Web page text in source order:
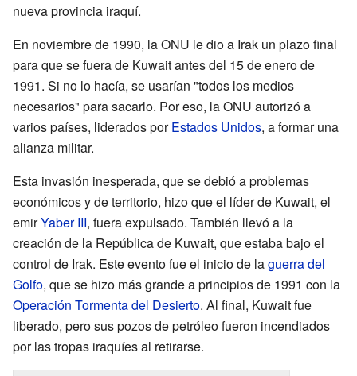
nueva provincia iraquí.
En noviembre de 1990, la ONU le dio a Irak un plazo final
para que se fuera de Kuwait antes del 15 de enero de
1991. Si no lo hacía, se usarían "todos los medios
necesarios" para sacarlo. Por eso, la ONU autorizó a
varios países, liderados porEstados Unidos, a formar una
alianza militar.
Esta invasión inesperada, que se debió a problemas
económicos y de territorio, hizo que el líder de Kuwait, el
emirYaber III, fuera expulsado. También llevó a la
creación de la República de Kuwait, que estaba bajo el
control de Irak. Este evento fue el inicio de laguerra del
Golfo, que se hizo más grande a principios de 1991 con la
Operación Tormenta del Desierto. Al final, Kuwait fue
liberado, pero sus pozos de petróleo fueron incendiados
por las tropas iraquíes al retirarse.